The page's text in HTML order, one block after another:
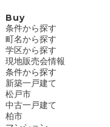
Buy
条件から探す
町名から探す
学区から探す
現地販売会情報
条件から探す
新築一戸建て
松戸市
中古一戸建て
柏市